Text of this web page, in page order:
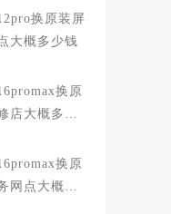
换原装屏
大概多少钱
换原
店大概多少
换原
网点大概多